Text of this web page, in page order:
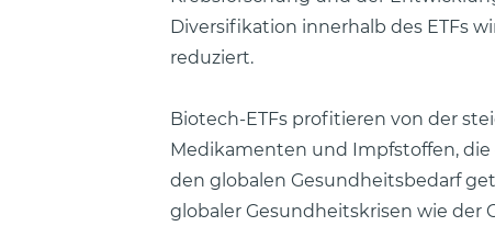
Diversifikation innerhalb des ETFs
reduziert.
Biotech-ETFs profitieren von der
Medikamenten und Impfstoffen,
den globalen Gesundheitsbedarf
globaler Gesundheitskrisen wie der